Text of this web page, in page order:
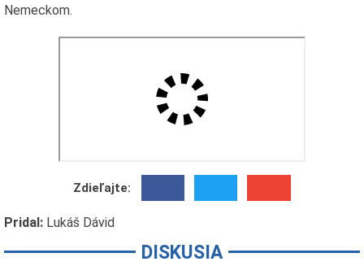
Nemeckom.
Zdieľajte:
Pridal: Lukáš Dávid
DISKUSIA